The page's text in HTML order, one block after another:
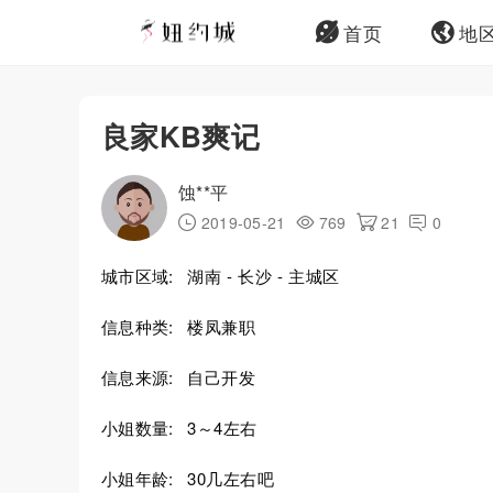
首页 地
良家KB爽记
蚀**平
2019-05-21 769 21 0
城市区域: 湖南 - 长沙 - 主城区
信息种类: 楼凤兼职
信息来源: 自己开发
小姐数量: 3～4左右
小姐年龄: 30几左右吧